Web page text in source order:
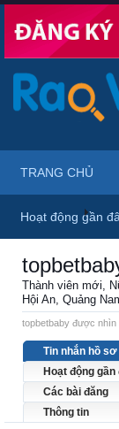
Trang chủ
Thành viên mới,
Hội An, Quảng
topbetbaby được nhìn
Tin nhắn hồ sơ
Hoạt động gần
Các bài đăng
Thông tin
TRANG CHỦ
Hoạt động gần